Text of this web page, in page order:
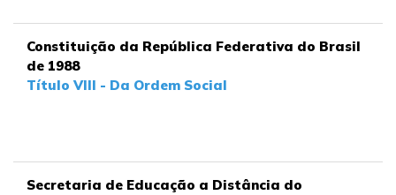
Constituição da República Federativa do Brasil
de 1988
Título VIII - Da Ordem Social
Secretaria de Educação a Distância do